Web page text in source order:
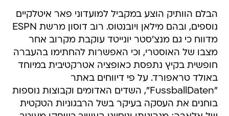
הבלם הוותיק הוצע במקביל למועדוני פאר איטלקיים
נוספים, ובהם מילאן ויובנטוס. רוב דוסון מרשת ESPN
מדווח כי גם מנצ'סטר יונייטד עוקבת מקרוב אחר
מצבו של האוסטרי, וכי האפשרות להחתימו בהעברה
חופשית בקיץ נתפסת כאופציה אטרקטיבית במיוחד
באולד טראפורד. על פי דיווחים באתר
"FussballDaten", השדים האדומים וקבוצות נוספות
בוחנים את העסקה בעיקר בשל הרבגוניות הטקטית